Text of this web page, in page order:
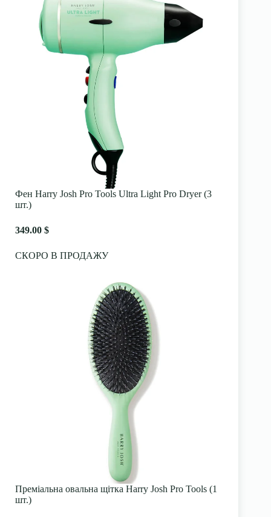
Фен Harry Josh Pro Tools Ultra Light Pro Dryer (3
шт.)
349.00 $
СКОРО В ПРОДАЖУ
Преміальна овальна щітка Harry Josh Pro Tools (1
шт.)